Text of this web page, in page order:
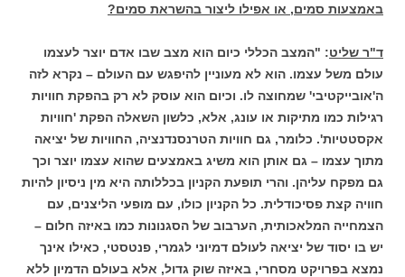
באמצעות סמים, או אפילו ליצור בהשראת סמים?
ד"ר שליט: "המצב הכללי כיום הוא מצב שבו אדם יוצר לעצמו
עולם משל עצמו. הוא לא מעוניין להיפגש עם העולם – נקרא לזה
ה'אובייקטיבי' שמחוצה לו. וכיום הוא עוסק לא רק בהפקת חוויות
רגילות כמו מתיקות או עונג, אלא, כלשון השאלה הפקת 'חוויות
אקסטטיות'. כלומר, גם חוויות הטרנסנדנציה, החוויות של יציאה
מתוך עצמו – גם אותן הוא משיג באמצעים שהוא עצמו יוצר וכך
גם מפקח עליהן. והרי תופעת הקניון בכללותה היא מין ניסיון להיות
חוויה קצת פסיכודלית. כל הקניון כולו, עם מופעי הליצנים, עם
הצמחייה המלאכותית, הערבוב של הסגנונות כמו באיזה חלום –
יש בו יסוד של יציאה לעולם דמיוני לגמרי, פנטסטי, כאילו אינך
נמצא בפרויקט מסחרי, באיזה שוק גדול, אלא בעולם הדמיון ללא